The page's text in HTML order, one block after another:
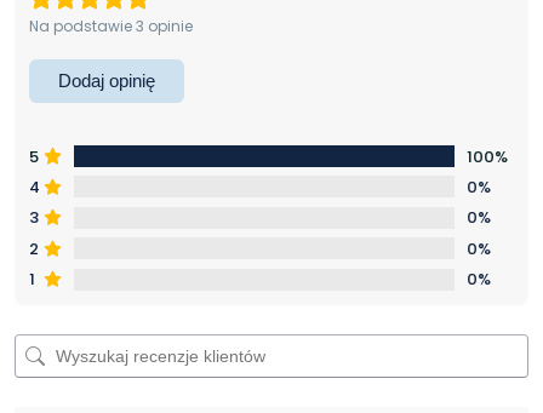
Na podstawie 3 opinie
Dodaj opinię
5
100%
4
0%
3
0%
2
0%
1
0%